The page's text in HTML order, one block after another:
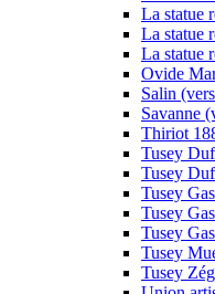
La statue
La statue
La statue
Ovide
Salin
Savanne
Thiriot
Tusey
Tusey
Tusey
Tusey
Tusey
Tusey
Tusey